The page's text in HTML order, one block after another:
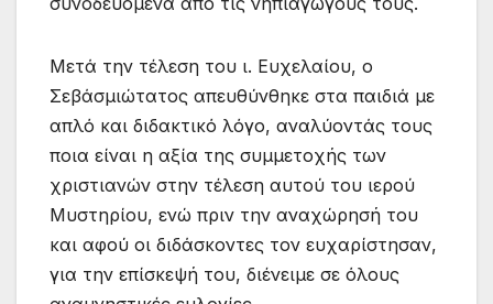
Μετά την τέλεση του ι. Ευχελαίου, ο
Σεβάσμιώτατος απευθύνθηκε στα παιδιά με
απλό και διδακτικό λόγο, αναλύοντάς τους
ποια είναι η αξία της συμμετοχής των
χριστιανών στην τέλεση αυτού του ιερού
Μυστηρίου, ενώ πριν την αναχώρησή του
και αφού οι διδάσκοντες τον ευχαρίστησαν,
για την επίσκεψή του, διένειμε σε όλους